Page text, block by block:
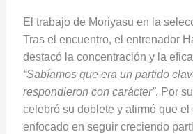
El trabajo de Moriyasu en la
Tras el encuentro, el entrenador
destacó la concentración y la
“Sabíamos que era un partido
respondieron con carácter”. Por
celebró su doblete y afirmó que el
enfocado en seguir creciendo